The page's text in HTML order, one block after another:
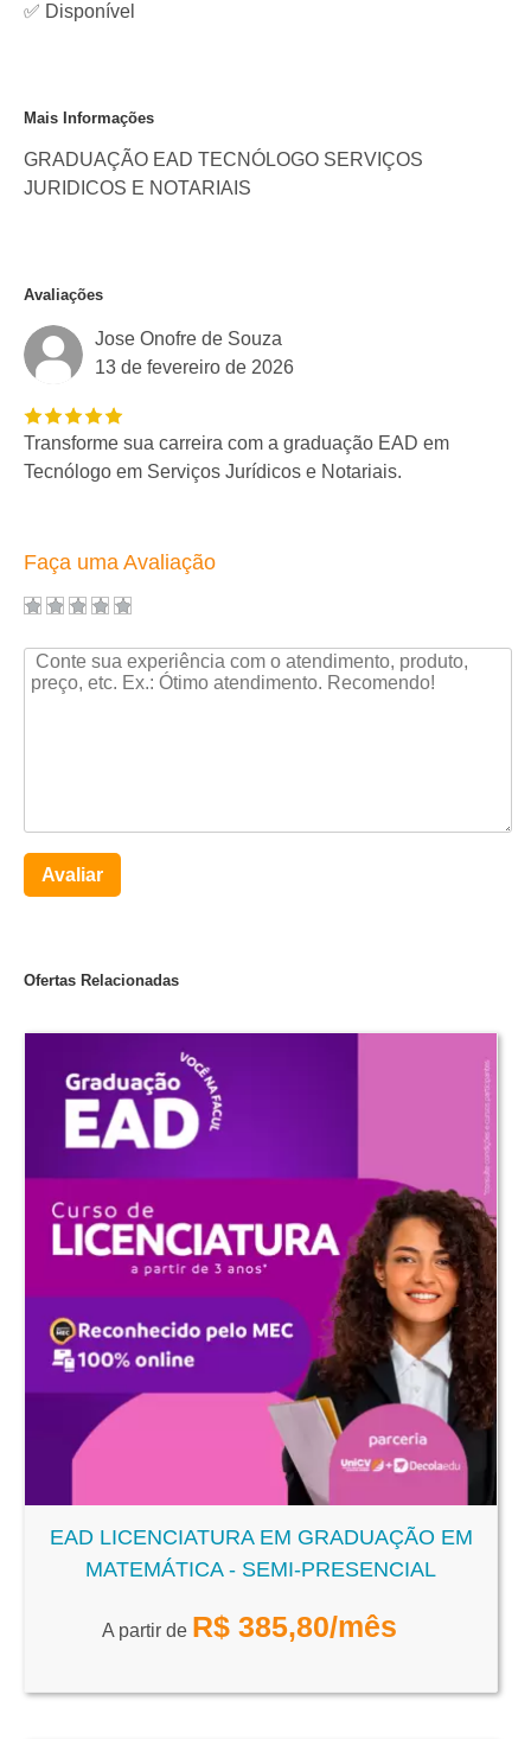
✅ Disponível
Mais Informações
GRADUAÇÃO EAD TECNÓLOGO SERVIÇOS
JURIDICOS E NOTARIAIS
Avaliações
Jose Onofre de Souza
13 de fevereiro de 2026
Transforme sua carreira com a graduação EAD em
Tecnólogo em Serviços Jurídicos e Notariais.
Faça uma Avaliação
Avaliar
Ofertas Relacionadas
EAD LICENCIATURA EM GRADUAÇÃO EM
MATEMÁTICA - SEMI-PRESENCIAL
A partir de R$ 385,80/mês